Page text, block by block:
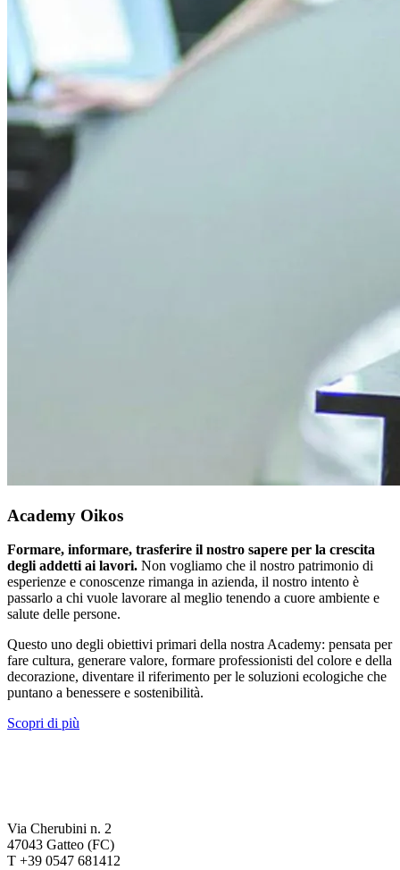
Academy Oikos
Formare, informare, trasferire il nostro sapere per la crescita
degli addetti ai lavori. Non vogliamo che il nostro patrimonio di
esperienze e conoscenze rimanga in azienda, il nostro intento è
passarlo a chi vuole lavorare al meglio tenendo a cuore ambiente e
salute delle persone.
Questo uno degli obiettivi primari della nostra Academy: pensata per
fare cultura, generare valore, formare professionisti del colore e della
decorazione, diventare il riferimento per le soluzioni ecologiche che
puntano a benessere e sostenibilità.
Scopri di più
Via Cherubini n. 2
47043 Gatteo (FC)
T +39 0547 681412